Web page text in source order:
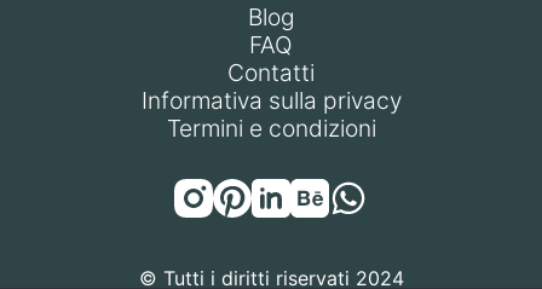
Blog
FAQ
Contatti
Informativa sulla privacy
Termini e condizioni
© Tutti i diritti riservati 2024